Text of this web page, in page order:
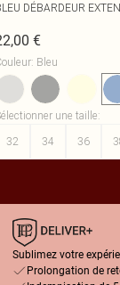
DÉBARDEUR
€
: Bleu
une taille:
32
34 36
Sublimez votre
Prolongation de